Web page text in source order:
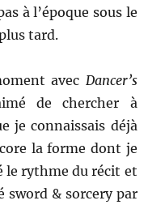
à l’époque sous le
tard.
avec Dancer’s
de chercher à
je connaissais déjà
la forme dont je
le rythme du récit et
& sorcery par